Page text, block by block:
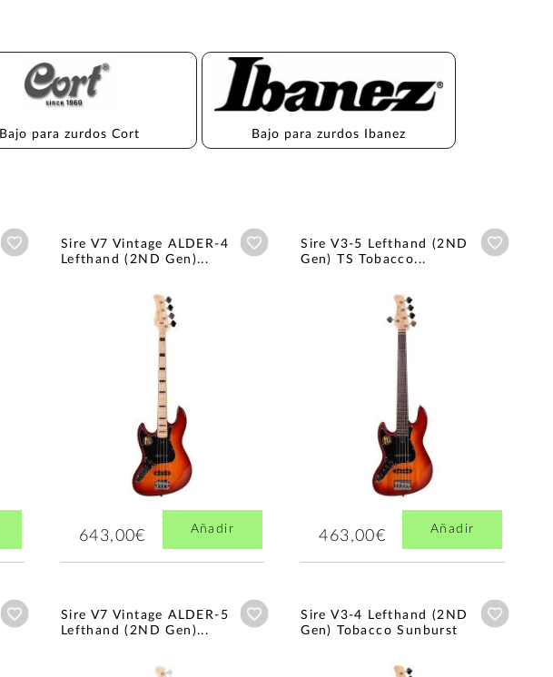
Bajo para zurdos Cort Bajo para zurdos Ibanez
Añadir a wishlist
Sire V7 Vintage ALDER-4
Lefthand (2ND Gen)...
Añadir a wishlist
643,00€ Añadir
Sire V3-5 Lefthand (2ND
Gen) TS Tobacco...
463,00€ Añadir
Añadir a wishlist
Sire V7 Vintage ALDER-5
Lefthand (2ND Gen)...
Añadir a wishlist
Sire V3-4 Lefthand (2ND
Gen) Tobacco Sunburst